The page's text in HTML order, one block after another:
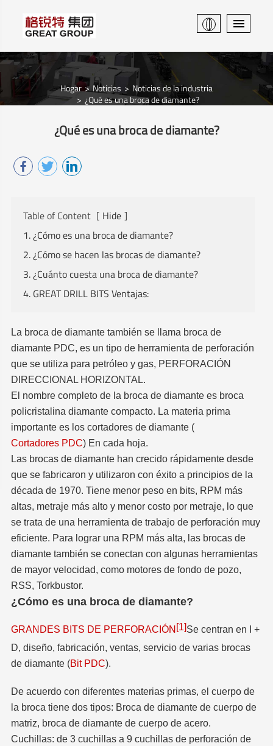
Hogar Noticias
Noticias de la industria
¿Qué es una broca de diamante?
¿Qué es una broca de diamante?
Table of Content [ Hide ]
1. ¿Cómo es una broca de diamante?
2. ¿Cómo se hacen las brocas de diamante?
3. ¿Cuánto cuesta una broca de diamante?
4. GREAT DRILL BITS Ventajas:
La broca de diamante también se llama broca de
diamante PDC, es un tipo de herramienta de perforación
que se utiliza para petróleo y gas, PERFORACIÓN
DIRECCIONAL HORIZONTAL.
El nombre completo de la broca de diamante es broca
policristalina diamante compacto. La materia prima
importante es los cortadores de diamante (
Cortadores PDC) En cada hoja.
Las brocas de diamante han crecido rápidamente desde
que se fabricaron y utilizaron con éxito a principios de la
década de 1970. Tiene menor peso en bits, RPM más
altas, metraje más alto y menor costo por metraje, lo que
se trata de una herramienta de trabajo de perforación muy
eficiente. Para lograr una RPM más alta, las brocas de
diamante también se conectan con algunas herramientas
de mayor velocidad, como motores de fondo de pozo,
RSS, Torkbustor.
¿Cómo es una broca de diamante?
GRANDES BITS DE PERFORACIÓN [1]Se centran en I +
D, diseño, fabricación, ventas, servicio de varias brocas
de diamante (Bit PDC).
De acuerdo con diferentes materias primas, el cuerpo de
la broca tiene dos tipos: Broca de diamante de cuerpo de
matriz, broca de diamante de cuerpo de acero.
Cuchillas: de 3 cuchillas a 9 cuchillas de perforación de